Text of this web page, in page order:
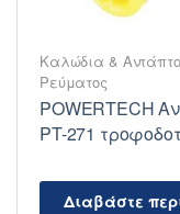
Καλώδια &
Ρεύματος
POWERTECH
PT-271
Διαβάστε